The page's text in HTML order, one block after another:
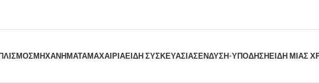
ΜΗΧΑΝΗΜΑΤΑΜΑΧΑΙΡΙΑΕΙΔΗ ΣΥΣΚΕΥΑΣΙΑΣΕΝΔΥΣΗ-ΥΠΟΔΗΣΗΕΙΔΗ ΜΙΑΣ